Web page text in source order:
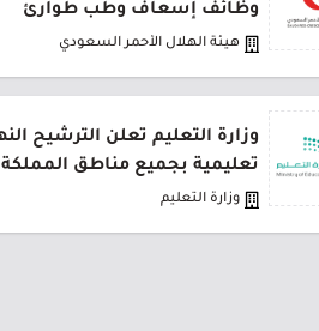
وظائف إسعاف وطب طوارئ
هيئة الهلال الأحمر السعودي
تعليمية بجميع مناطق المملكة
وزارة التعليم